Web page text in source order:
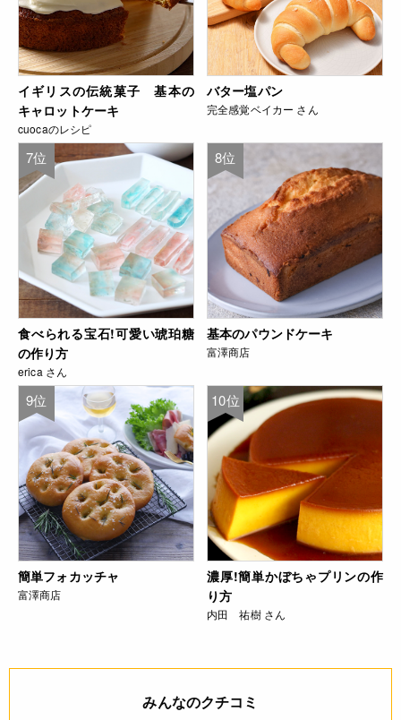
イギリスの伝統菓子 基本の
キャロットケーキ
cuocaのレシピ
バター塩パン
完全感覚ベイカー さん
7位
食べられる宝石!可愛い琥珀糖
の作り方
erica さん
8位
基本のパウンドケーキ
富澤商店
9位
簡単フォカッチャ
富澤商店
10位
濃厚!簡単かぼちゃプリンの作
り方
内田 祐樹 さん
みんなのクチコミ